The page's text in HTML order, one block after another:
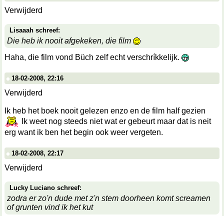
Verwijderd
Lisaaah schreef:
Die heb ik nooit afgekeken, die film
Haha, die film vond Büch zelf echt verschríkkelijk.
18-02-2008, 22:16
Verwijderd
Ik heb het boek nooit gelezen enzo en de film half gezien
Ik weet nog steeds niet wat er gebeurt maar dat is neit
erg want ik ben het begin ook weer vergeten.
18-02-2008, 22:17
Verwijderd
Lucky Luciano schreef:
zodra er zo'n dude met z'n stem doorheen komt screamen
of grunten vind ik het kut